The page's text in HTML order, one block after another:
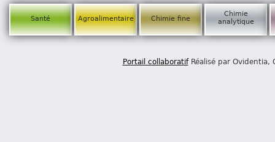
Santé Agroalimentaire Chimie fine
Chimie
analytique
Portail collaboratifRéalisé par Ovidentia,